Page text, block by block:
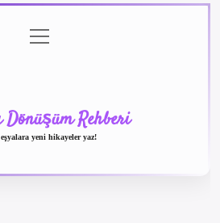
menüyü
aç
Dönüşüm Rehberi
yeni hikayeler yaz!